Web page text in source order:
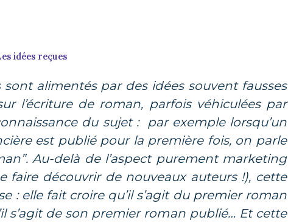
idées reçues
l’écriture de roman, parfois véhiculées par
du sujet : par exemple lorsqu’un
est publié pour la première fois, on parle
Au-delà de l’aspect purement marketing
faire découvrir de nouveaux auteurs !), cette
: elle fait croire qu’il s’agit du premier roman
s’agit de son premier roman publié…Et cette